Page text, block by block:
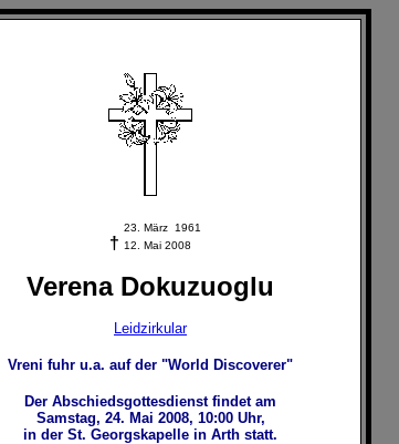
23. März 1961
† 12. Mai 2008
Verena Dokuzuoglu
Leidzirkular
Vreni fuhr u.a. auf der "World Discoverer"
Der Abschiedsgottesdienst findet am
Samstag, 24. Mai 2008, 10:00 Uhr,
in der St. Georgskapelle in Arth statt.